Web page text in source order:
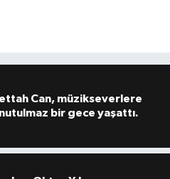
Can, müzikseverlere
bir gece yaşattı.